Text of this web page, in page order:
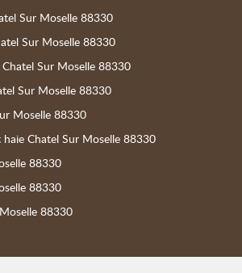
Sur Moselle 88330
Sur Moselle 88330
Sur Moselle 88330
Sur Moselle 88330
Moselle 88330
haie Chatel Sur Moselle 88330
88330
88330
88330